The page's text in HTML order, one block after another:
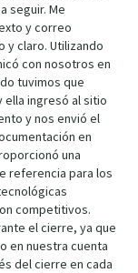
seguir. Me
y correo
claro. Utilizando
con nosotros en
tuvimos que
ingresó al sitio
y nos envió el
en
una
referencia para los
competitivos.
el cierre, ya que
en nuestra cuenta
del cierre en cada